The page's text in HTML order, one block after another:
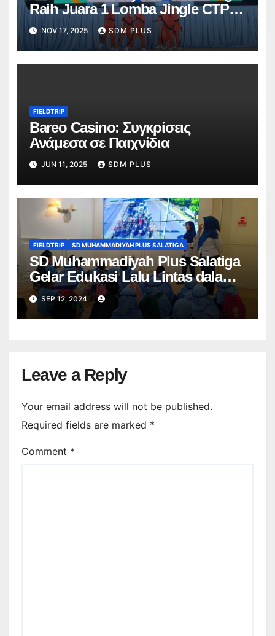
Raih Juara 1 Lomba Jingle CTPS
Tingkat Kota
NOV 17, 2025 SDM PLUS
FIELDTRIP
Bareo Casino: Συγκρίσεις
Ανάμεσα σε Παιχνίδια
JUN 11, 2025 SDM PLUS
FIELDTRIP SD MUHAMMADIYAH PLUS SALATIGA
SD Muhammadiyah Plus Salatiga
Gelar Edukasi Lalu Lintas dalam
Rangka Hari Perhubungan
Nasional
SEP 12, 2024
Leave a Reply
Your email address will not be published.
Required fields are marked *
Comment *